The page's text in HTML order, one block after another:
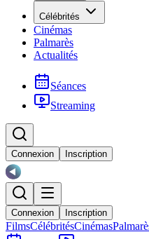
Célébrités
Cinémas
Palmarès
Actualités
Séances
Streaming
Connexion Inscription
Connexion Inscription
FilmsCélébritésCinémas